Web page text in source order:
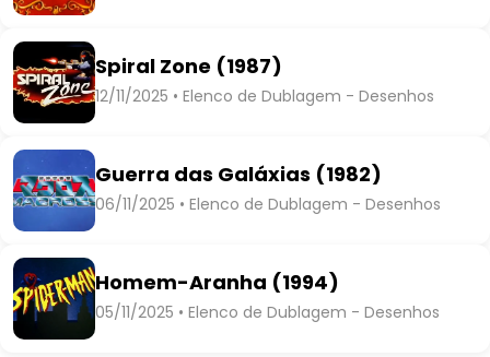
Spiral Zone (1987)
12/11/2025 • Elenco de Dublagem - Desenhos
Guerra das Galáxias (1982)
06/11/2025 • Elenco de Dublagem - Desenhos
Homem-Aranha (1994)
05/11/2025 • Elenco de Dublagem - Desenhos